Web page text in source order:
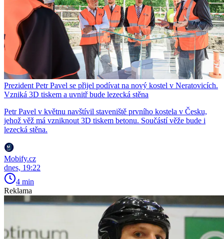
Prezident Petr Pavel se přijel podívat na nový kostel v Neratovicích.
Vzniká 3D tiskem a uvnitř bude lezecká stěna
Petr Pavel v květnu navštívil staveniště prvního kostela v Česku,
jehož věž má vzniknout 3D tiskem betonu. Součástí věže bude i
lezecká stěna.
Mobify.cz
dnes, 19:22
4 min
Reklama